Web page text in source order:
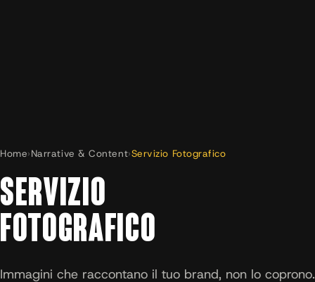
Home›Narrative & Content›Servizio Fotografico
SERVIZIO
FOTOGRAFICO
Immagini che raccontano il tuo brand, non lo coprono.